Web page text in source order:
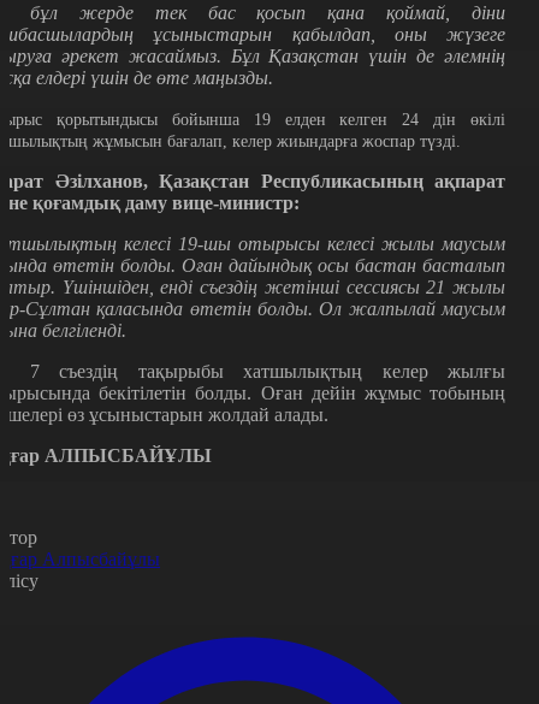
бұл жерде тек бас қосып қана қоймай, діни
ұсыныстарын қабылдап, оны жүзеге
әрекет жасаймыз. Бұл Қазақстан үшін де әлемнің
елдері үшін де өте маңызды.
қорытындысы бойынша 19 елден келген 24 дін өкілі
жұмысын бағалап, келер жиындарға жоспар түзді.
Әзілханов, Қазақстан Республикасының ақпарат
қоғамдық даму вице-министр:
келесі 19-шы отырысы келесі жылы маусым
өтетін болды. Оған дайындық осы бастан басталып
Үшіншіден, енді съездің жетінші сессиясы 21 жылы
Сұлтан қаласында өтетін болды. Ол жалпылай маусым
белгіленді.
7 съездің тақырыбы хатшылықтың келер жылғы
бекітілетін болды. Оған дейін жұмыс тобының
өз ұсыныстарын жолдай алады.
АЛПЫСБАЙҰЛЫ
Алпысбайұлы